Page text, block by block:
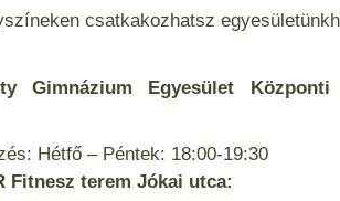
csatkakozhatsz
Gimnázium Egyesület Központi
Hétfő – Péntek: 18:00-19:30
Fitnesz terem Jókai utca: